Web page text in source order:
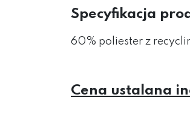
Specyfikacja
60% poliester z
Cena ustalana